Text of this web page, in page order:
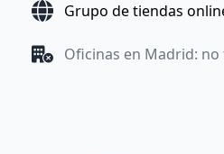
Grupo de tiendas
Oficinas en Madrid: